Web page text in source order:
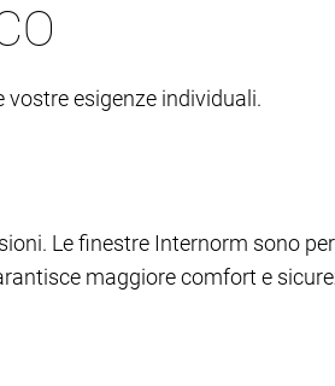
vostre esigenze individuali.
Le finestre Internorm sono
maggiore comfort e